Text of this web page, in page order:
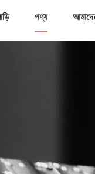
পণ্য